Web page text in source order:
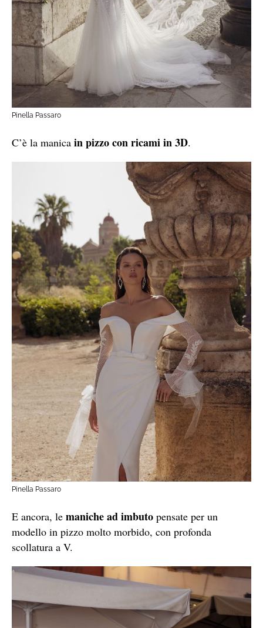
Pinella Passaro
C’è la manica in pizzo con ricami in 3D.
Pinella Passaro
E ancora, le maniche ad imbuto pensate per un
modello in pizzo molto morbido, con profonda
scollatura a V.